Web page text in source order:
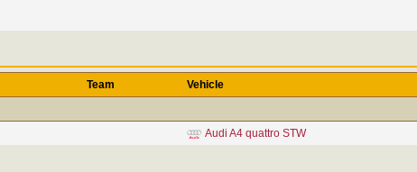
Team
Vehicle
Audi A4 quattro STW